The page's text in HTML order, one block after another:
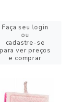
Faça seu login
ou
cadastre-se
para ver preços
e comprar